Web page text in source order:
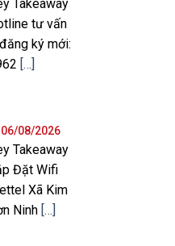
Takeaway
tư vấn
ký mới:
[…]
06/08/2026
Takeaway
Đặt Wifi
Xã Kim
Ninh […]